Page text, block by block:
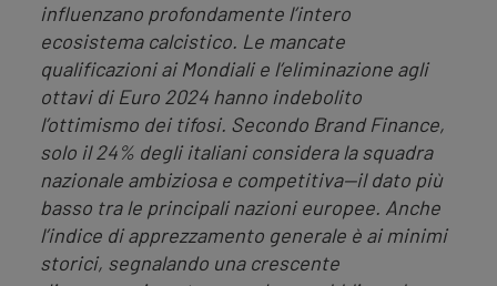
influenzano profondamente l’intero
ecosistema calcistico. Le mancate
qualificazioni ai Mondiali e l’eliminazione agli
ottavi di Euro 2024 hanno indebolito
l’ottimismo dei tifosi. Secondo Brand Finance,
solo il 24% degli italiani considera la squadra
nazionale ambiziosa e competitiva—il dato più
basso tra le principali nazioni europee. Anche
l’indice di apprezzamento generale è ai minimi
storici, segnalando una crescente